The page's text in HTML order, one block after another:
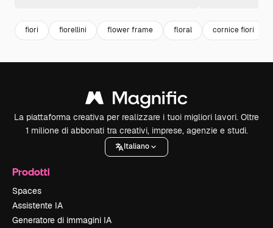
fiori fiorellini flower frame floral cornice fiori
La piattaforma creativa per realizzare i tuoi migliori lavori. Oltre
1 milione di abbonati tra creativi, imprese, agenzie e studi.
Italiano
Prodotti
Spaces
Assistente IA
Generatore di immagini IA